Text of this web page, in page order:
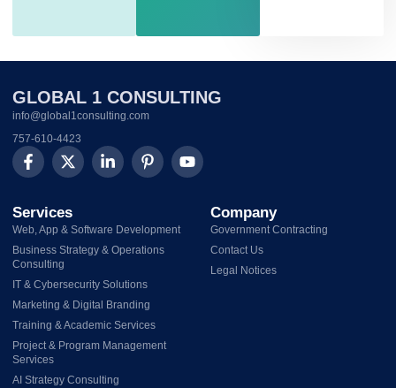
GLOBAL 1 CONSULTING
info@global1consulting.com
757-610-4423
Services
Web, App & Software Development
Business Strategy & Operations
Consulting
IT & Cybersecurity Solutions
Marketing & Digital Branding
Training & Academic Services
Project & Program Management
Services
AI Strategy Consulting
Company
Government Contracting
Contact Us
Legal Notices